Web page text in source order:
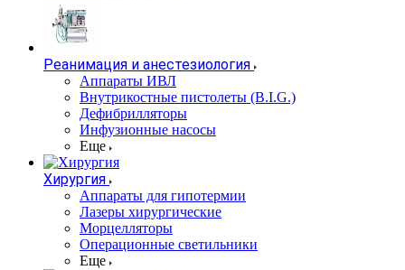
Реанимация и анестезиология
Аппараты ИВЛ
Внутрикостные пистолеты (B.I.G.)
Дефибрилляторы
Инфузионные насосы
Еще
Хирургия
Аппараты для гипотермии
Лазеры хирургические
Морцелляторы
Операционные светильники
Еще